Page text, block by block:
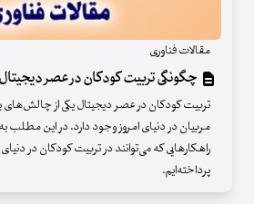
مقالات فناوری
چگونگی تربیت کودکان در عصر دیجیتال
تربیت کودکان در عصر دیجیتال یکی از چالش‌های
مربیان در دنیای امروز وجود دارد. در این مطلب
راهکارهایی که می‌توانند در تربیت کودکان در
پرداخته‌ایم.